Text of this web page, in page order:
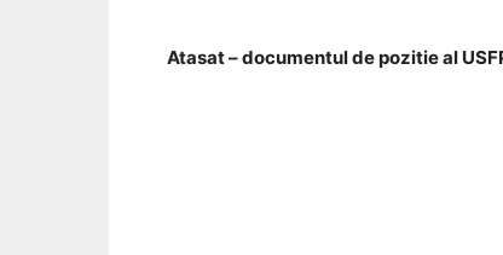
Atasat – documentul de pozitie al